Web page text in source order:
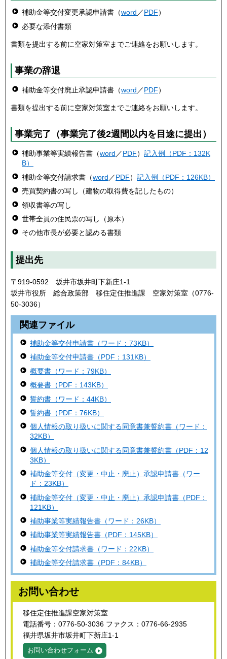
補助金等交付変更承認申請書（word／PDF）
必要な添付書類
書類を提出する前に空家対策室までご連絡をお願いします。
事業の辞退
補助金等交付廃止承認申請書（word ／PDF）
書類を提出する前に空家対策室までご連絡をお願いします。
事業完了（事業完了後2週間以内を目途に提出）
補助事業等実績報告書（word／PDF） 記入例（PDF：132K
B）
補助金等交付請求書（word ／PDF） 記入例（PDF：126KB）
売買契約書の写し（建物の取得費を記したもの）
領収書等の写し
世帯全員の住民票の写し（原本）
その他市長が必要と認める書類
提出先
〒919-0592 坂井市坂井町下新庄1-1
坂井市役所 総合政策部 移住定住推進課 空家対策室（0776-
50-3036）
関連ファイル
補助金等交付申請書（ワード：73KB）
補助金等交付申請書（PDF：131KB）
概要書（ワード：79KB）
概要書（PDF：143KB）
誓約書（ワード：44KB）
誓約書（PDF：76KB）
個人情報の取り扱いに関する同意書兼誓約書（ワード：
32KB）
個人情報の取り扱いに関する同意書兼誓約書（PDF：12
3KB）
補助金等交付（変更・中止・廃止）承認申請書（ワー
ド：23KB）
補助金等交付（変更・中止・廃止）承認申請書（PDF：
121KB）
補助事業等実績報告書（ワード：26KB）
補助事業等実績報告書（PDF：145KB）
補助金等交付請求書（ワード：22KB）
補助金等交付請求書（PDF：84KB）
お問い合わせ
移住定住推進課空家対策室
電話番号：0776-50-3036 ファクス：0776-66-2935
福井県坂井市坂井町下新庄1-1
お問い合わせフォーム